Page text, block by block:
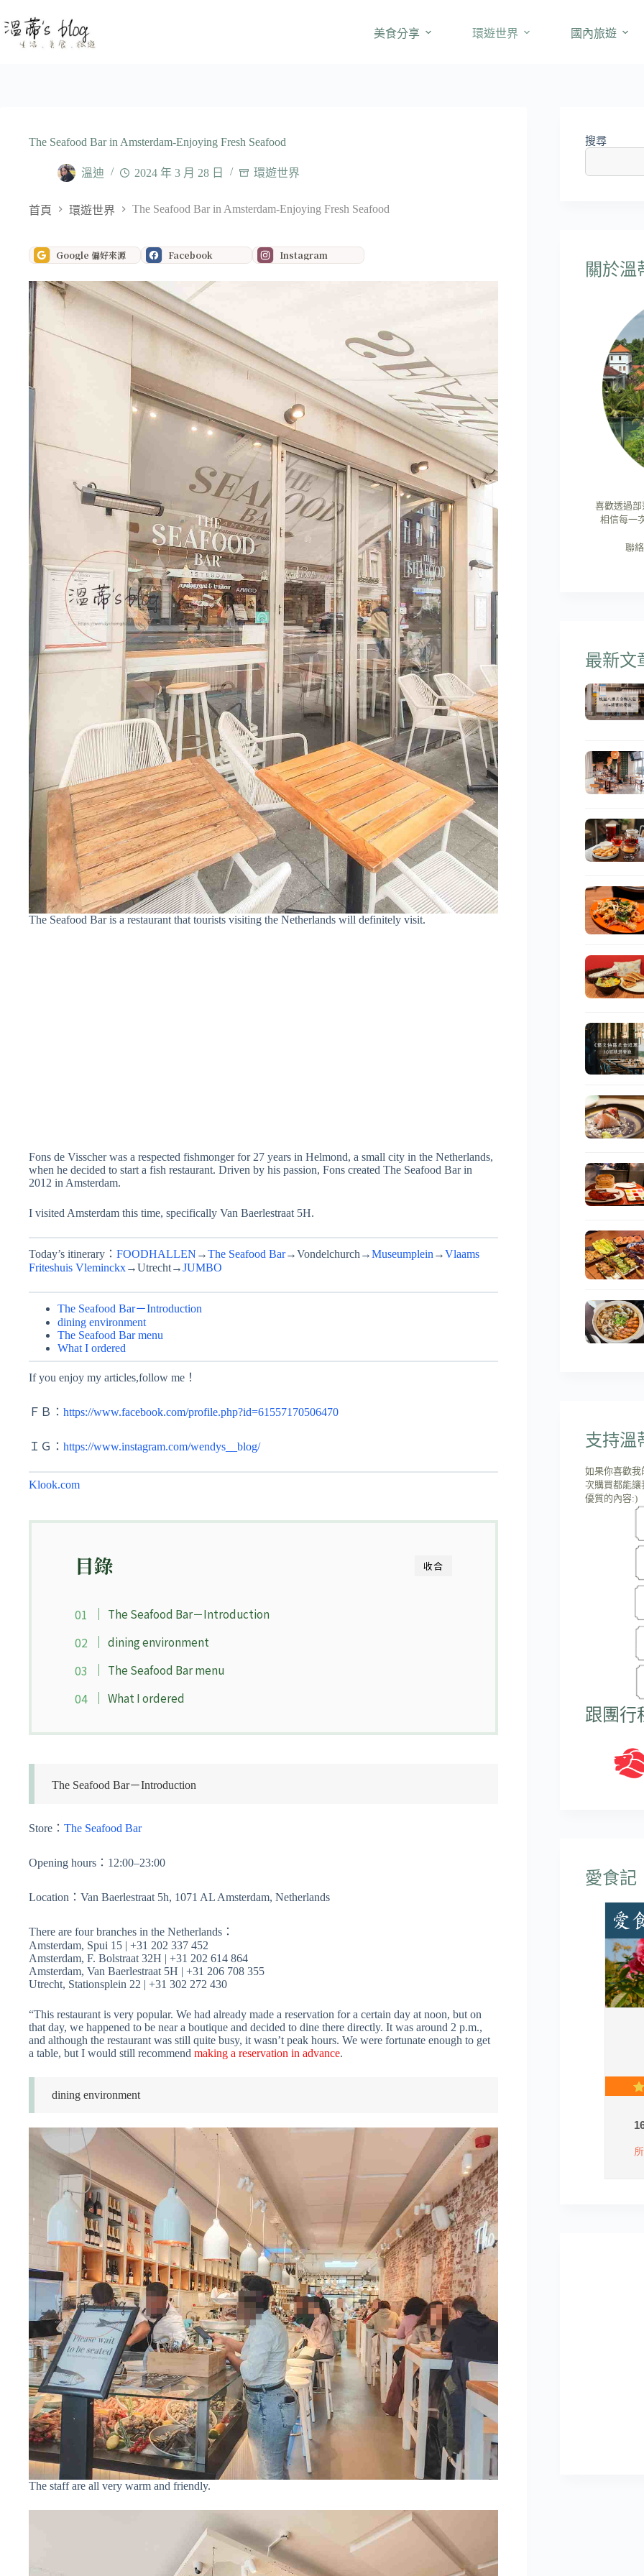
至
美食分享 環遊世界 國內旅遊
The Seafood Bar in Amsterdam-Enjoying Fresh Seafood
溫迪 2024 年 3 月 28 日 環遊世界
首頁 環遊世界 The Seafood Bar in Amsterdam-Enjoying Fresh Seafood
Google 偏好來源 Facebook Instagram
The Seafood Bar is a restaurant that tourists visiting the Netherlands will definitely visit.
Fons de Visscher was a respected fishmonger for 27 years in Helmond, a small city in the Netherlands,
when he decided to start a fish restaurant. Driven by his passion, Fons created The Seafood Bar in
2012 in Amsterdam.
I visited Amsterdam this time, specifically Van Baerlestraat 5H.
Today’s itinerary： FOODHALLEN →The Seafood Bar→Vondelchurch→Museumplein →Vlaams
Friteshuis Vleminckx→Utrecht→JUMBO
The Seafood Bar－Introduction
dining environment
The Seafood Bar menu
What I ordered
If you enjoy my articles,follow me！
ＦＢ： https://www.facebook.com/profile.php?id=61557170506470
ＩＧ： https://www.instagram.com/wendys__blog/
Klook.com
收合
目錄
The Seafood Bar－Introduction
dining environment
The Seafood Bar menu
What I ordered
The Seafood Bar－Introduction
Store： The Seafood Bar
Opening hours：12:00–23:00
Location：Van Baerlestraat 5h, 1071 AL Amsterdam, Netherlands
There are four branches in the Netherlands：
Amsterdam, Spui 15 | +31 202 337 452
Amsterdam, F. Bolstraat 32H | +31 202 614 864
Amsterdam, Van Baerlestraat 5H | +31 206 708 355
Utrecht, Stationsplein 22 | +31 302 272 430
“This restaurant is very popular. We had already made a reservation for a certain day at noon, but on
that day, we happened to be near a boutique and decided to dine there directly. It was around 2 p.m.,
and although the restaurant was still quite busy, it wasn’t peak hours. We were fortunate enough to get
a table, but I would still recommend making a reservation in advance.
dining environment
The staff are all very warm and friendly.
搜尋
關於溫
喜歡透過
相信每一
聯
最新文
支持溫
如果你喜歡
次購買都能
優質的內容:)
跟團行
愛食記